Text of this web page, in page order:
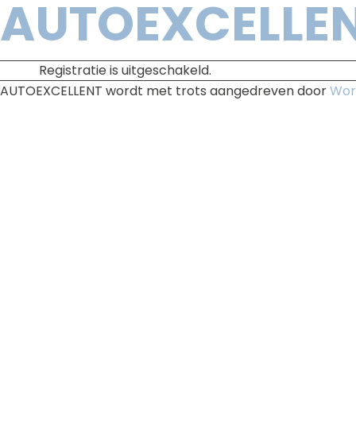
Registratie is uitgeschakeld.
AUTOEXCELLENT wordt met trots aangedreven door